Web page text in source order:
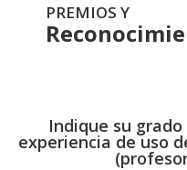
PREMIOS Y
Indique su
experiencia de uso